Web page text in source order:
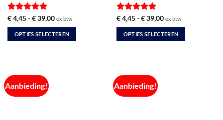
Gewaardeerd
5uit 5
€4,45 - €39,00Prijsklasse:
tot
€ 39,00
ex btw
OPTIES SELECTEREN
meerdere
variaties.
Deze
Gewaardeerd
5uit 5
€4,45 - €39,00Prijsklasse:
tot
€ 39,00
ex btw
OPTIES SELECTEREN
meerdere
variaties.
Deze
Aanbieding! Aanbieding!